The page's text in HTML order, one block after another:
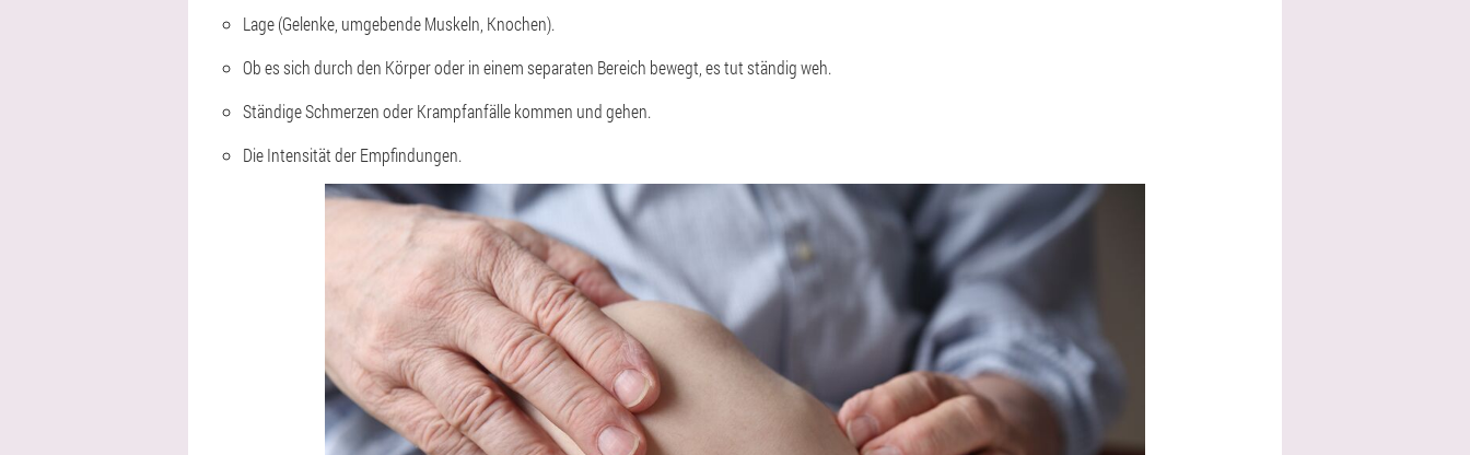
Lage (Gelenke, umgebende Muskeln, Knochen).
Ob es sich durch den Körper oder in einem separaten Bereich bewegt, es tut ständig weh.
Ständige Schmerzen oder Krampfanfälle kommen und gehen.
Die Intensität der Empfindungen.